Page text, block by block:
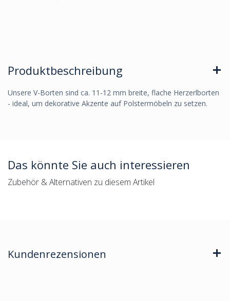
Produktbeschreibung
Unsere V-Borten sind ca. 11-12 mm breite, flache Herzerlborten
- ideal, um dekorative Akzente auf Polstermöbeln zu setzen.
Das könnte Sie auch interessieren
Zubehör & Alternativen zu diesem Artikel
Kundenrezensionen